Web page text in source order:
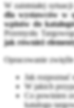
W zaistniałej
dla wystawców w
wpisów do
Przemysłu
jak również
Opracowanie
Jak
W jakich
Co powinien
katalogu